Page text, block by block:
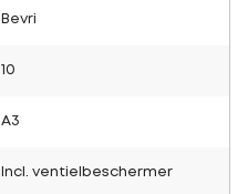
Bevri
10
A3
Incl. ventielbeschermer